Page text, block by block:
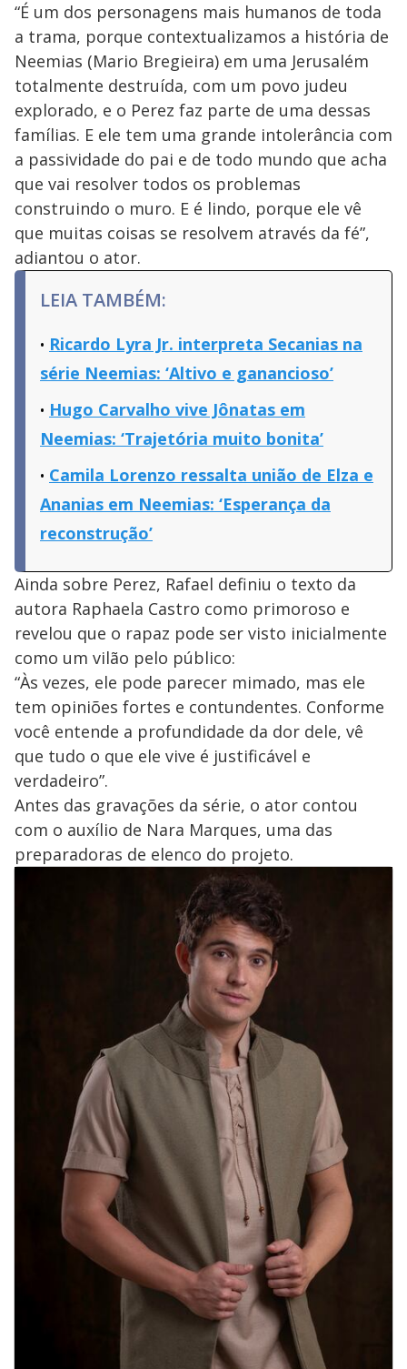
“É um dos personagens mais humanos de toda
a trama, porque contextualizamos a história de
Neemias (Mario Bregieira) em uma Jerusalém
totalmente destruída, com um povo judeu
explorado, e o Perez faz parte de uma dessas
famílias. E ele tem uma grande intolerância com
a passividade do pai e de todo mundo que acha
que vai resolver todos os problemas
construindo o muro. E é lindo, porque ele vê
que muitas coisas se resolvem através da fé”,
adiantou o ator.
LEIA TAMBÉM:
Ricardo Lyra Jr. interpreta Secanias na
série Neemias: ‘Altivo e ganancioso’
Hugo Carvalho vive Jônatas em
Neemias: ‘Trajetória muito bonita’
Camila Lorenzo ressalta união de Elza e
Ananias em Neemias: ‘Esperança da
reconstrução’
Ainda sobre Perez, Rafael definiu o texto da
autora Raphaela Castro como primoroso e
revelou que o rapaz pode ser visto inicialmente
como um vilão pelo público:
“Às vezes, ele pode parecer mimado, mas ele
tem opiniões fortes e contundentes. Conforme
você entende a profundidade da dor dele, vê
que tudo o que ele vive é justificável e
verdadeiro”.
Antes das gravações da série, o ator contou
com o auxílio de Nara Marques, uma das
preparadoras de elenco do projeto.